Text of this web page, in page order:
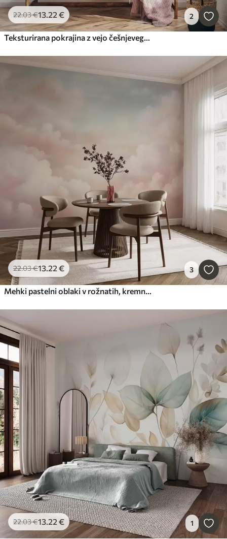
22.03€13.22 € 2
Teksturirana pokrajina z vejo češnjevega cvetja, rožnatimi listi in mehkim, meglenim ozadjem
22.03€13.22 € 3
Mehki pastelni oblaki v rožnatih, kremnih in modrih odtenkih
22.03€13.22 € 1